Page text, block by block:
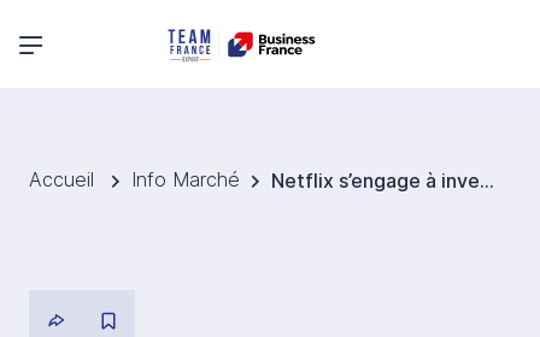
Menu principal
Accueil Info Marché Netflix s’engage à investir ZAR 900 M (EUR 56 M) dans l’industrie audiovisuelle sud-africaine